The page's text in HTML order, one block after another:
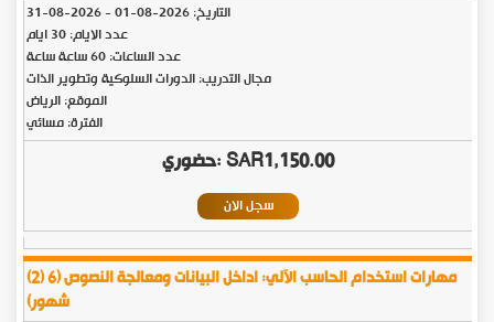
التاريخ:2026-08-01
-
2026-08-31
عدد الايام: 30 ايام
عدد الساعات: 60 ساعة ساعة
مجال التدريب: الدورات السلوكية وتطوير الذات
الموقع: الرياض
الفترة: مسائي
SAR1,150.00
سجل الان
(2) مهارات استخدام الحاسب الآلي: اداخل البيانات ومعالجة النصوص (6
شهور)